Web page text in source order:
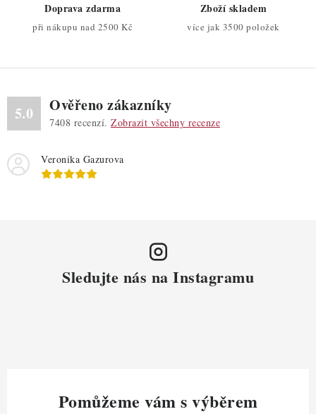
u
Doprava zdarma
při nákupu nad 2500 Kč
Zboží skladem
více jak 3500 položek
5.0 Ověřeno zákazníky
7408 recenzí. Zobrazit všechny recenze
Veronika Gazurova
Sledujte nás na Instagramu
Pomůžeme vám s výběrem